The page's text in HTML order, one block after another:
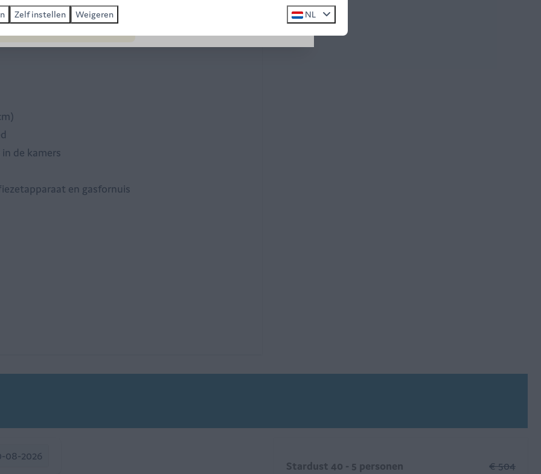
opstelling is als u met meerdere gezinnen reist en
totaal comfort beschikt de tent over 2
de kamers
en gasfornuis
08-2026
€ 504
Stardust 40 - 5 personen
Zelf instellen Weigeren NL